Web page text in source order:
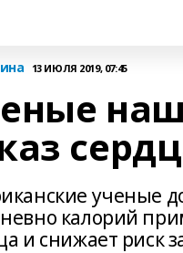
13 ИЮЛЯ 2019, 07:45
ученые
калорий
и снижает риск